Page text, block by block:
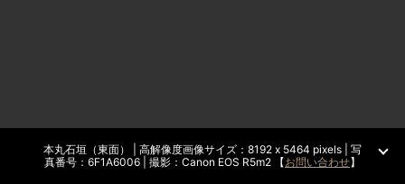
本丸石垣（東面） | 高解像度画像サイズ：8192 x 5464 pixels | 写
真番号：6F1A6006 | 撮影：Canon EOS R5m2 【お問い合わせ】